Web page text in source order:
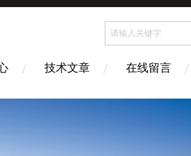
技术文章 在线留言